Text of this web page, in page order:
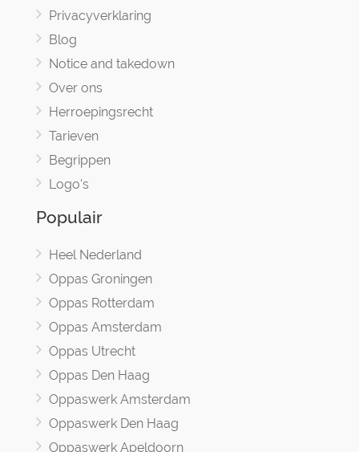
Privacyverklaring
Blog
Notice and takedown
Over ons
Herroepingsrecht
Tarieven
Begrippen
Logo's
Populair
Heel Nederland
Oppas Groningen
Oppas Rotterdam
Oppas Amsterdam
Oppas Utrecht
Oppas Den Haag
Oppaswerk Amsterdam
Oppaswerk Den Haag
Oppaswerk Apeldoorn